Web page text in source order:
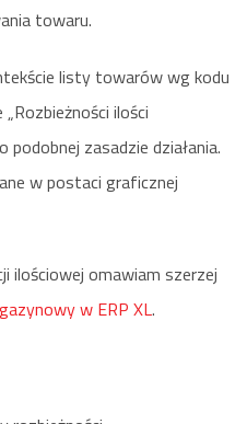
towaru.
listy towarów wg kodu
ilości
zasadzie działania.
w postaci graficznej
ilościowej omawiam szerzej
w ERP XL.